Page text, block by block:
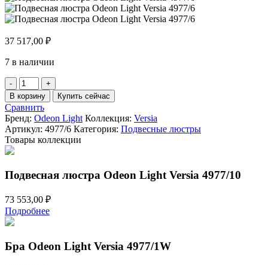
37 517,00 ₽
7 в наличии
Количество
товара
Подвесная
люстра
Odeon
Light
Versia
В корзину Купить сейчас
Сравнить
Бренд: Odeon Light Коллекция: Versia
Артикул: 4977/6 Категория: Подвесные люстры
Товары коллекции
Подвесная люстра Odeon Light Versia 4977/10
73 553,00 ₽
Подробнее
Бра Odeon Light Versia 4977/1W